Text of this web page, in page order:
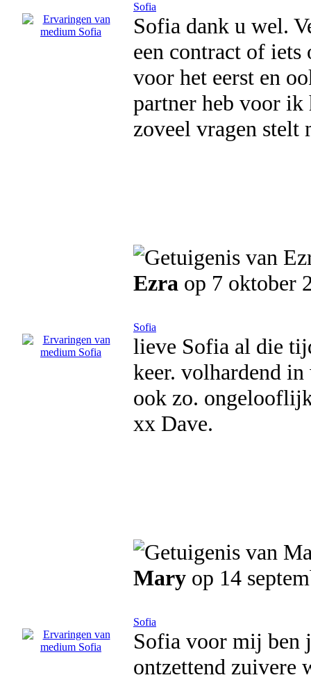
Sofia
Sofia dank u wel.
een contract of iets
voor het eerst en
partner heb voor ik
zoveel vragen stelt
Ezra op 7 oktober
Sofia
lieve Sofia al die
keer. volhardend in
ook zo.
xx Dave.
Mary op 14
Sofia
Sofia voor mij ben
ontzettend zuivere